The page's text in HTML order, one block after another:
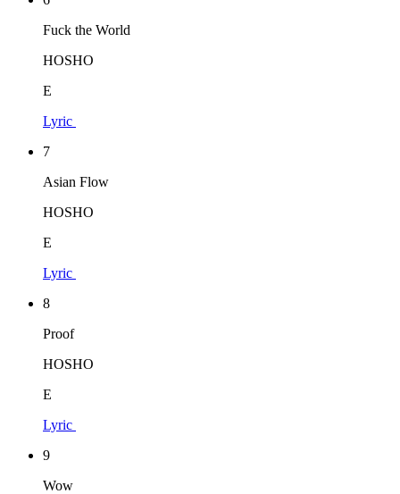
Fuck the World
HOSHO
E
Lyric
7
Asian Flow
HOSHO
E
Lyric
8
Proof
HOSHO
E
Lyric
9
Wow